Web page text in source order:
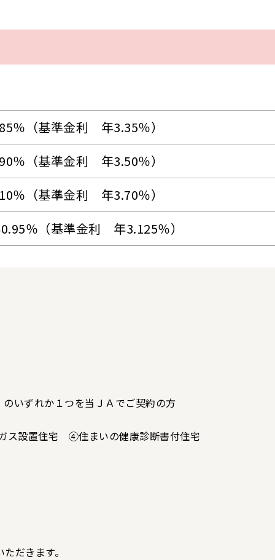
％（基準金利 年3.35％）
％（基準金利 年3.50％）
％（基準金利 年3.70％）
％（基準金利 年3.125％）
ずれか１つを当ＪＡでご契約の方
置住宅 ④住まいの健康診断書付住宅
だきます。